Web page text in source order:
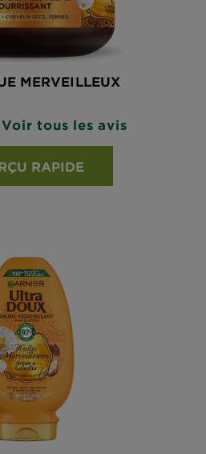
MERVEILLEUX
basé sur les avis
Voir tous les avis
RAPIDE